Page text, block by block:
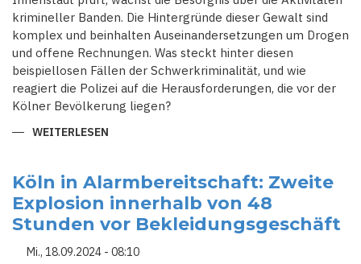
krimineller Banden. Die Hintergründe dieser Gewalt sind
komplex und beinhalten Auseinandersetzungen um Drogen
und offene Rechnungen. Was steckt hinter diesen
beispiellosen Fällen der Schwerkriminalität, und wie
reagiert die Polizei auf die Herausforderungen, die vor der
Kölner Bevölkerung liegen?
WEITERLESEN
BESCHUSS:
EIN
STADTTEIL
IM
VISIER
DER
ORGANISIERTEN
KRIMINALITÄT
Köln in Alarmbereitschaft: Zweite
Explosion innerhalb von 48
Stunden vor Bekleidungsgeschäft
Mi., 18.09.2024 - 08:10